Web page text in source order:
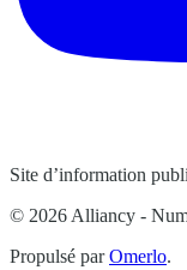
Site d’information
© 2026 Alliancy -
Propulsé parOmerlo.